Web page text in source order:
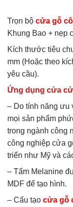
Trọn bộ cửa gỗ
Khung Bao + nẹp
Kích thước tiêu
mm (Hoặc theo
yêu cầu).
Ứng dụng cửa
– Do tính năng ưu
mọi sản phẩm
trong ngành công
công nghiệp cửa
triển như Mỹ và
– Tấm Melanine
MDF để tạo hình.
– Cấu tạo cửa gỗ